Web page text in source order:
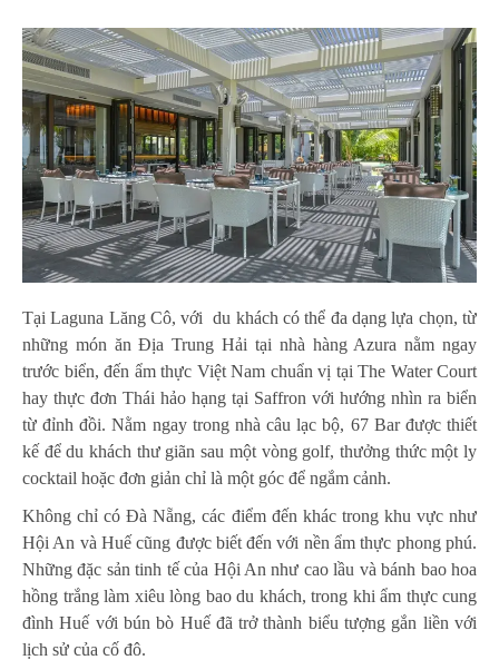
Tại Laguna Lăng Cô, với du khách có thể đa dạng lựa chọn, từ
những món ăn Địa Trung Hải tại nhà hàng Azura nằm ngay
trước biển, đến ẩm thực Việt Nam chuẩn vị tại The Water Court
hay thực đơn Thái hảo hạng tại Saffron với hướng nhìn ra biển
từ đỉnh đồi. Nằm ngay trong nhà câu lạc bộ, 67 Bar được thiết
kế để du khách thư giãn sau một vòng golf, thưởng thức một ly
cocktail hoặc đơn giản chỉ là một góc để ngắm cảnh.
Không chỉ có Đà Nẵng, các điểm đến khác trong khu vực như
Hội An và Huế cũng được biết đến với nền ẩm thực phong phú.
Những đặc sản tinh tế của Hội An như cao lầu và bánh bao hoa
hồng trắng làm xiêu lòng bao du khách, trong khi ẩm thực cung
đình Huế với bún bò Huế đã trở thành biểu tượng gắn liền với
lịch sử của cố đô.